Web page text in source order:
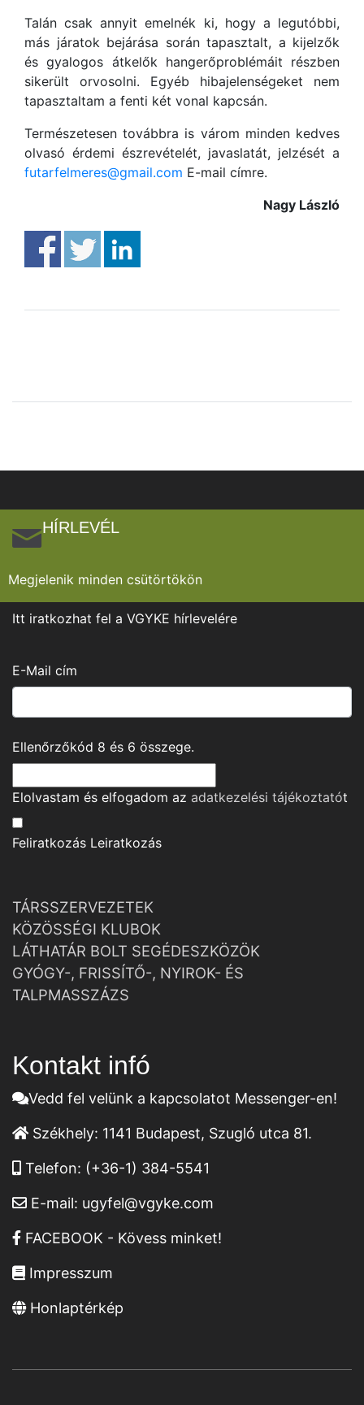
Talán csak annyit emelnék ki, hogy a legutóbbi,
más járatok bejárása során tapasztalt, a kijelzők
és gyalogos átkelők hangerőproblémáit részben
sikerült orvosolni. Egyéb hibajelenségeket nem
tapasztaltam a fenti két vonal kapcsán.
Természetesen továbbra is várom minden kedves
olvasó érdemi észrevételét, javaslatát, jelzését a
futarfelmeres@gmail.com E-mail címre.
Nagy László
HÍRLEVÉL
Megjelenik minden csütörtökön
Itt iratkozhat fel a VGYKE hírlevelére
E-Mail cím
Ellenőrzőkód 8 és 6 összege.
Elolvastam és elfogadom az adatkezelési tájékoztatót
Feliratkozás Leiratkozás
TÁRSSZERVEZETEK
KÖZÖSSÉGI KLUBOK
LÁTHATÁR BOLT SEGÉDESZKÖZÖK
GYÓGY-, FRISSÍTŐ-, NYIROK- ÉS
TALPMASSZÁZS
Kontakt infó
Vedd fel velünk a kapcsolatot Messenger-en!
Székhely: 1141 Budapest, Szugló utca 81.
Telefon: (+36-1) 384-5541
E-mail: ugyfel@vgyke.com
FACEBOOK - Kövess minket!
Impresszum
Honlaptérkép